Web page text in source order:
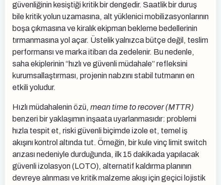
güvenliğinin kesiştiği kritik bir dengedir. Saatlik bir duruş
bile kritik yolun uzamasına, alt yüklenici mobilizasyonlarının
boşa çıkmasına ve kiralık ekipman bekleme bedellerinin
tırmanmasına yol açar. Üstelik yalnızca bütçe değil, teslim
performansı ve marka itibarı da zedelenir. Bu nedenle,
saha ekiplerinin “hızlı ve güvenli müdahale” refleksini
kurumsallaştırması, projenin nabzını stabil tutmanın en
etkili yoludur.
Hızlı müdahalenin özü, mean time to recover (MTTR)
benzeri bir yaklaşımın inşaata uyarlanmasıdır: problemi
hızla tespit et, riski güvenli biçimde izole et, temel iş
akışını kontrol altında tut. Örneğin, bir kule vinç limit switch
arızası nedeniyle durduğunda, ilk 15 dakikada yapılacak
güvenli izolasyon (LOTO), alternatif kaldırma planının
devreye alınması ve kritik malzeme akışı için geçici lojistik